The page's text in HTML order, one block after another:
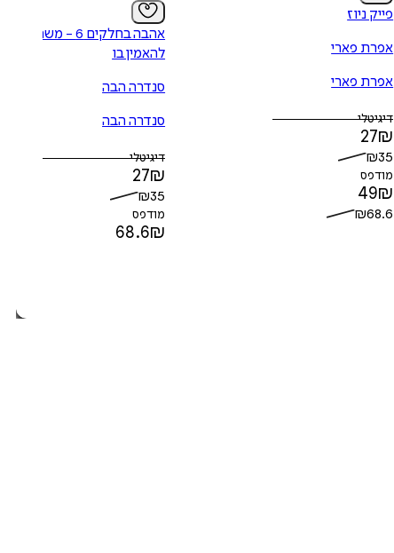
פייק ניוז
אפרת פארי
אפרת פארי
דיגיטלי
27₪
₪35
מודפס
49₪
₪68.6
אהבה בחלקים 6 - משהו
להאמין בו
סנדרה הבה
סנדרה הבה
דיגיטלי
27₪
₪35
מודפס
68.6₪